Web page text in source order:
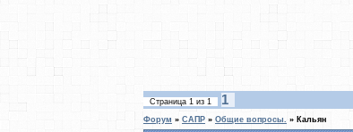
Страница 1 из 1 1
Форум » САПР » Общие вопросы. » Кальян